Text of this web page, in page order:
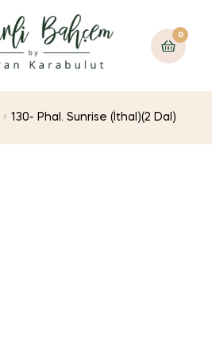
0
130- Phal. Sunrise (İthal)(2 Dal)